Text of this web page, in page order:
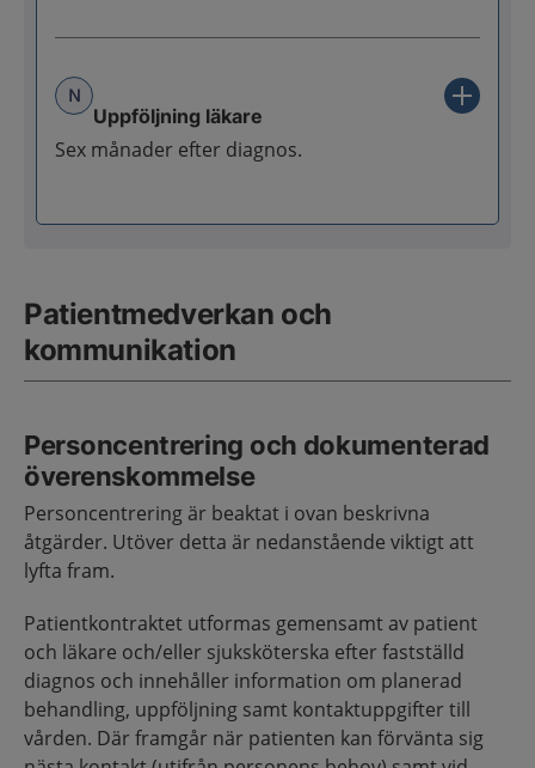
N
Uppföljning läkare
Sex månader efter diagnos.
Patientmedverkan och
kommunikation
Personcentrering och dokumenterad
överenskommelse
Personcentrering är beaktat i ovan beskrivna
åtgärder. Utöver detta är nedanstående viktigt att
lyfta fram.
Patientkontraktet utformas gemensamt av patient
och läkare och/eller sjuksköterska efter fastställd
diagnos och innehåller information om planerad
behandling, uppföljning samt kontaktuppgifter till
vården. Där framgår när patienten kan förvänta sig